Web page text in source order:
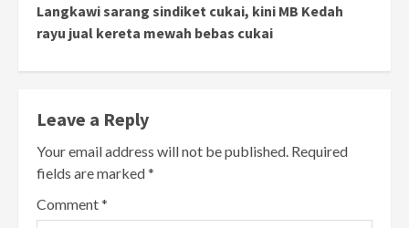
Langkawi sarang sindiket cukai, kini MB Kedah
rayu jual kereta mewah bebas cukai
Leave a Reply
Your email address will not be published. Required
fields are marked*
Comment*